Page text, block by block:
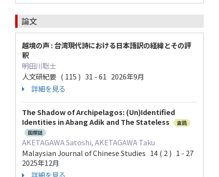
論文
越境の声 : 台湾現代詩における日本語訳の経緯とその評
釈
明田川聡士
人文研紀要 ( 115 ) 31 - 61 2026年9月
詳細を見る
The Shadow of Archipelagos: (Un)Identified
Identities in Abang Adik and The Stateless
査読
国際誌
AKETAGAWA Satoshi, AKETAGAWA Taku
Malaysian Journal of Chinese Studies 14 ( 2 ) 1 - 27
2025年12月
詳細を見る